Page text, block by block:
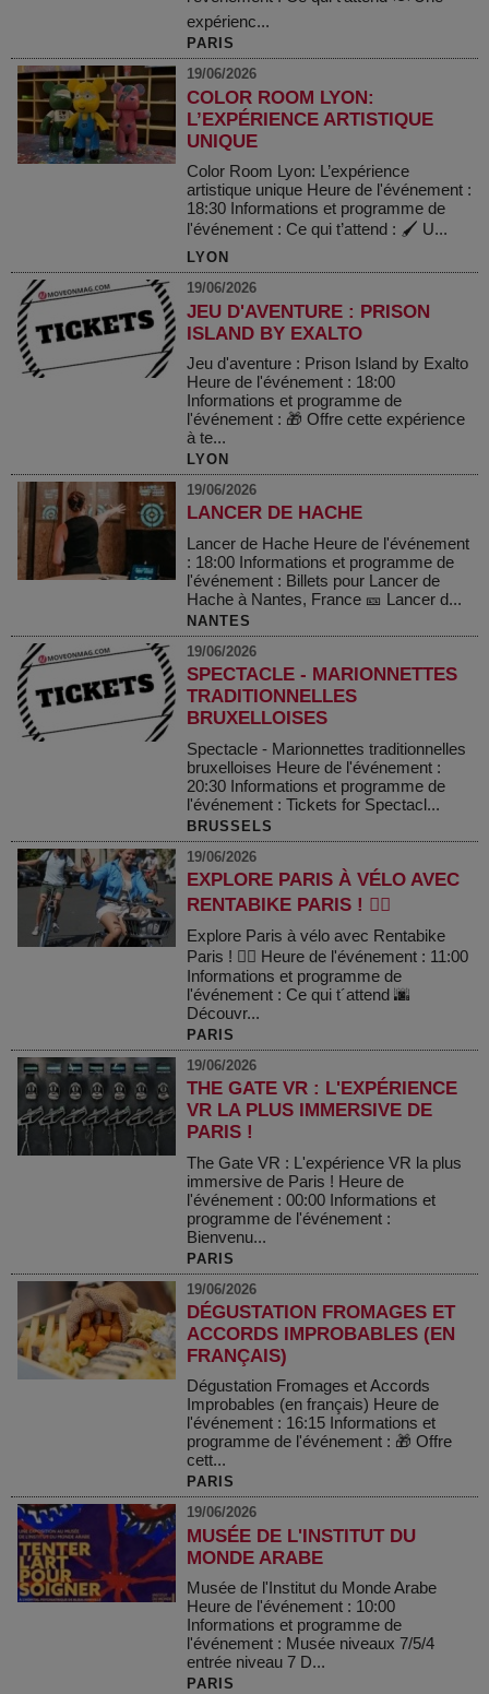
expérienc...
PARIS
19/06/2026
COLOR ROOM LYON:
L’EXPÉRIENCE ARTISTIQUE
UNIQUE
Color Room Lyon: L’expérience
artistique unique Heure de l'événement :
18:30 Informations et programme de
l'événement : Ce qui t’attend : 🖌️ U...
LYON
19/06/2026
JEU D'AVENTURE : PRISON
ISLAND BY EXALTO
Jeu d'aventure : Prison Island by Exalto
Heure de l'événement : 18:00
Informations et programme de
l'événement : 🎁 Offre cette expérience
à te...
LYON
19/06/2026
LANCER DE HACHE
Lancer de Hache Heure de l'événement
: 18:00 Informations et programme de
l'événement : Billets pour Lancer de
Hache à Nantes, France 🎫 Lancer d...
NANTES
19/06/2026
SPECTACLE - MARIONNETTES
TRADITIONNELLES
BRUXELLOISES
Spectacle - Marionnettes traditionnelles
bruxelloises Heure de l'événement :
20:30 Informations et programme de
l'événement : Tickets for Spectacl...
BRUSSELS
19/06/2026
EXPLORE PARIS À VÉLO AVEC
RENTABIKE PARIS ! 🚴‍♂️
Explore Paris à vélo avec Rentabike
Paris ! 🚴‍♂️ Heure de l'événement : 11:00
Informations et programme de
l'événement : Ce qui t´attend 🌆
Découvr...
PARIS
19/06/2026
THE GATE VR : L'EXPÉRIENCE
VR LA PLUS IMMERSIVE DE
PARIS !
The Gate VR : L'expérience VR la plus
immersive de Paris ! Heure de
l'événement : 00:00 Informations et
programme de l'événement :
Bienvenu...
PARIS
19/06/2026
DÉGUSTATION FROMAGES ET
ACCORDS IMPROBABLES (EN
FRANÇAIS)
Dégustation Fromages et Accords
Improbables (en français) Heure de
l'événement : 16:15 Informations et
programme de l'événement : 🎁 Offre
cett...
PARIS
19/06/2026
MUSÉE DE L'INSTITUT DU
MONDE ARABE
Musée de l'Institut du Monde Arabe
Heure de l'événement : 10:00
Informations et programme de
l'événement : Musée niveaux 7/5/4
entrée niveau 7 D...
PARIS